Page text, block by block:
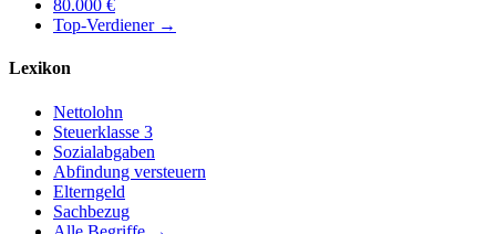
80.000 €
Top-Verdiener→
Lexikon
Nettolohn
Steuerklasse 3
Sozialabgaben
Abfindung versteuern
Elterngeld
Sachbezug